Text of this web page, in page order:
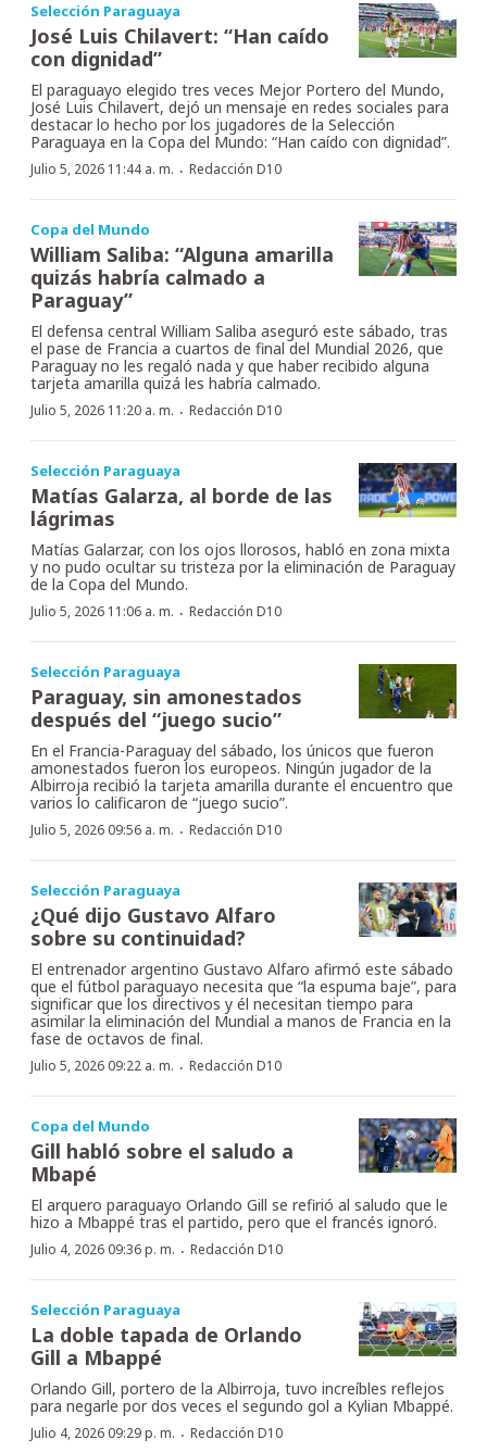
Selección Paraguaya
José Luis Chilavert: “Han caído
con dignidad”
El paraguayo elegido tres veces Mejor Portero del Mundo,
José Luis Chilavert, dejó un mensaje en redes sociales para
destacar lo hecho por los jugadores de la Selección
Paraguaya en la Copa del Mundo: “Han caído con dignidad”.
Julio 5, 2026 11:44 a. m. · Redacción D10
Copa del Mundo
William Saliba: “Alguna amarilla
quizás habría calmado a
Paraguay”
El defensa central William Saliba aseguró este sábado, tras
el pase de Francia a cuartos de final del Mundial 2026, que
Paraguay no les regaló nada y que haber recibido alguna
tarjeta amarilla quizá les habría calmado.
Julio 5, 2026 11:20 a. m. · Redacción D10
Selección Paraguaya
Matías Galarza, al borde de las
lágrimas
Matías Galarzar, con los ojos llorosos, habló en zona mixta
y no pudo ocultar su tristeza por la eliminación de Paraguay
de la Copa del Mundo.
Julio 5, 2026 11:06 a. m. · Redacción D10
Selección Paraguaya
Paraguay, sin amonestados
después del “juego sucio”
En el Francia-Paraguay del sábado, los únicos que fueron
amonestados fueron los europeos. Ningún jugador de la
Albirroja recibió la tarjeta amarilla durante el encuentro que
varios lo calificaron de “juego sucio”.
Julio 5, 2026 09:56 a. m. · Redacción D10
Selección Paraguaya
¿Qué dijo Gustavo Alfaro
sobre su continuidad?
El entrenador argentino Gustavo Alfaro afirmó este sábado
que el fútbol paraguayo necesita que “la espuma baje”, para
significar que los directivos y él necesitan tiempo para
asimilar la eliminación del Mundial a manos de Francia en la
fase de octavos de final.
Julio 5, 2026 09:22 a. m. · Redacción D10
Copa del Mundo
Gill habló sobre el saludo a
Mbapé
El arquero paraguayo Orlando Gill se refirió al saludo que le
hizo a Mbappé tras el partido, pero que el francés ignoró.
Julio 4, 2026 09:36 p. m. · Redacción D10
Selección Paraguaya
La doble tapada de Orlando
Gill a Mbappé
Orlando Gill, portero de la Albirroja, tuvo increíbles reflejos
para negarle por dos veces el segundo gol a Kylian Mbappé.
Julio 4, 2026 09:29 p. m. · Redacción D10